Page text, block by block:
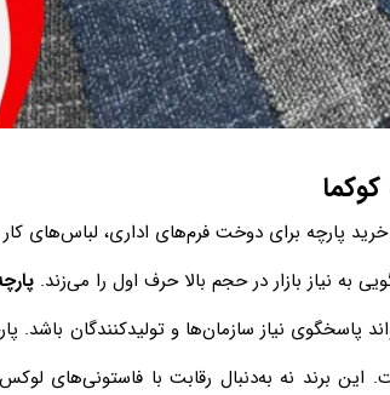
پارچه برای دوخت فرم‌های اداری، لباس‌های
به نیاز بازار در حجم بالا حرف اول را می‌زند.
پاسخگوی نیاز سازمان‌ها و تولیدکنندگان
این برند نه به‌دنبال رقابت با فاستونی‌های